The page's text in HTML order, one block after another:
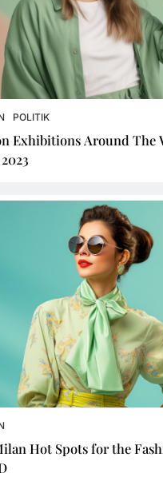
POLITIK
Exhibitions Around The
Hot Spots for the